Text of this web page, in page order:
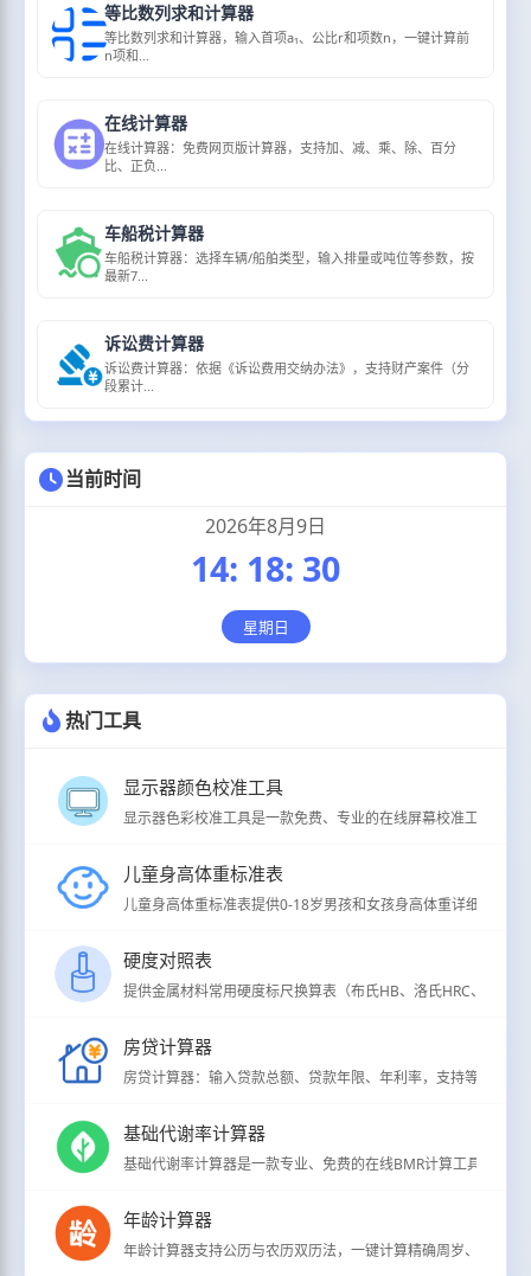
等比数列求和计算器
等比数列求和计算器，输入首项a₁、公比r和项数n，一键计算前
n项和...
在线计算器
在线计算器：免费网页版计算器，支持加、减、乘、除、百分
比、正负...
车船税计算器
车船税计算器：选择车辆/船舶类型，输入排量或吨位等参数，按
最新7...
诉讼费计算器
诉讼费计算器：依据《诉讼费用交纳办法》，支持财产案件（分
段累计...
当前时间
2026年8月9日
14: 18: 30
星期日
热门工具
显示器颜色校准工具
显示器色彩校准工具是一款免费、专业的在线屏幕校准工具，
儿童身高体重标准表
儿童身高体重标准表提供0-18岁男孩和女孩身高体重详细分级
硬度对照表
提供金属材料常用硬度标尺换算表（布氏HB、洛氏HRC、维氏
房贷计算器
房贷计算器：输入贷款总额、贷款年限、年利率，支持等额本
基础代谢率计算器
基础代谢率计算器是一款专业、免费的在线BMR计算工具，用
年龄计算器
年龄计算器支持公历与农历双历法，一键计算精确周岁、虚岁